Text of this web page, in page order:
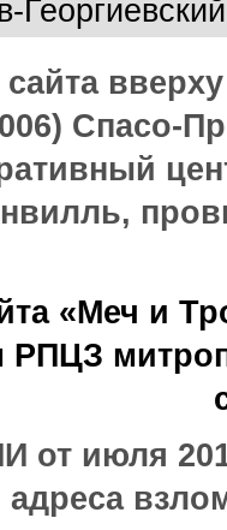
Георгиевский
Спасо-
«Меч и
РПЦЗ
июля
адреса